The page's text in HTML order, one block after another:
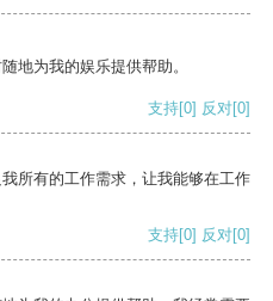
地为我的娱乐提供帮助。
支持[0] 反对[0]
所有的工作需求，让我能够在工作
支持[0] 反对[0]